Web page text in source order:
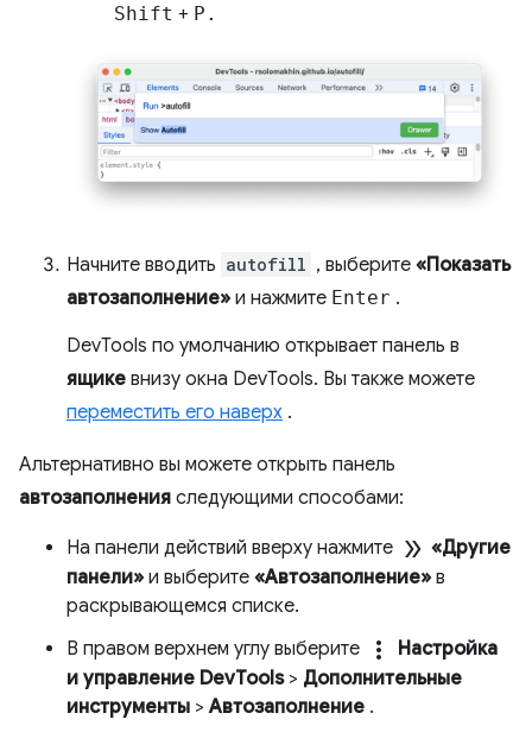
Shift + P.
Начните вводить autofill , выберите «Показать
автозаполнение» и нажмите Enter .
DevTools по умолчанию открывает панель в
ящике внизу окна DevTools. Вы также можете
переместить его наверх .
Альтернативно вы можете открыть панель
автозаполнения следующими способами:
На панели действий вверху нажмите double_arrow «Другие
панели» и выберите «Автозаполнение» в
раскрывающемся списке.
В правом верхнем углу выберите
more_vert
Настройка
и управление DevTools> Дополнительные
инструменты >Автозаполнение .